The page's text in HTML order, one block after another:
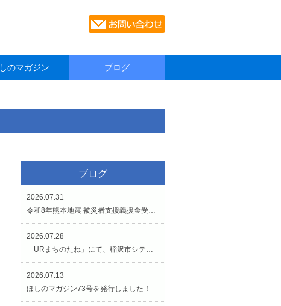
のマガジン ブログ
ブログ
2026.07.31
令和8年熊本地震 被災者支援義援金受付のお知らせです。
2026.07.28
「URまちのたね」にて、稲沢市シティプロモーションイベントが開催されています（7/27〜8/2）
2026.07.13
ほしのマガジン73号を発行しました！